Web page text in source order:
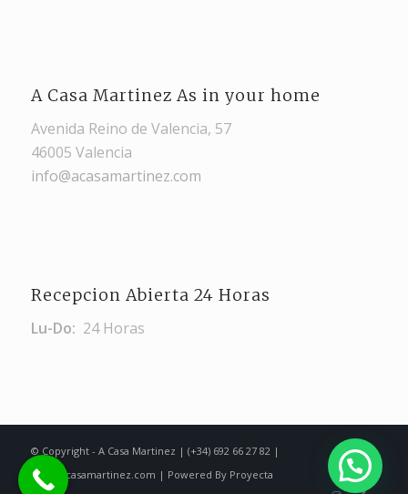
A Casa Martinez As in your home
Avenida Reino de Valencia, 57
46005 Valencia
info@acasamartinez.com
Recepcion Abierta 24 Horas
Lu-Do: 24 Horas
© Copyright - A Casa Martinez | (+34) 692 66 27 82 |
info@acasamartinez.com | Powered By Proyecta